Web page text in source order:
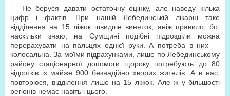
— Не беруся давати остаточну оцінку, але наведу кілька
цифр і фактів. При нашій Лебединській лікарні таке
відділення на 15 ліжок швидше виняток, аніж правило, бо,
наскільки знаю, на Сумщині подібні підрозділи можна
перерахувати на пальцях однієї руки. А потреба в них —
колосальна. За моїми підрахунками, лише по Лебединському
району стаціонарної допомоги щороку потребують до 80
відсотків із майже 900 безнадійно хворих жителів. А в нас,
повторюся, відділення лише на 15 ліжок. Але ж у більшості
регіонів немає навіть і цього.